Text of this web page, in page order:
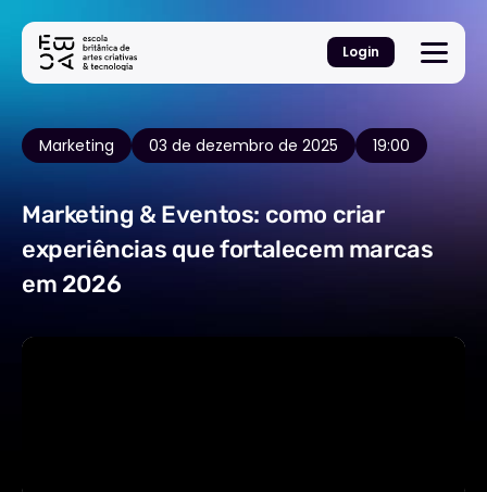
Login
Marketing 03 de dezembro de 2025 19:00
Marketing & Eventos: como criar
experiências que fortalecem marcas
em 2026